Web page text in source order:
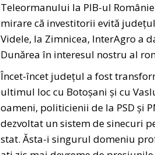
Teleormanului la PIB-ul
mirare că investitorii evită
Videle, la Zimnicea, InterAgro a
Dunărea în interesul nostru al
Încet-încet județul a fost
ultimul loc cu Botoșani și cu
oameni, politicienii de la PSD și
dezvoltat un sistem de sinecuri
stat. Ăsta-i singurul domeniu